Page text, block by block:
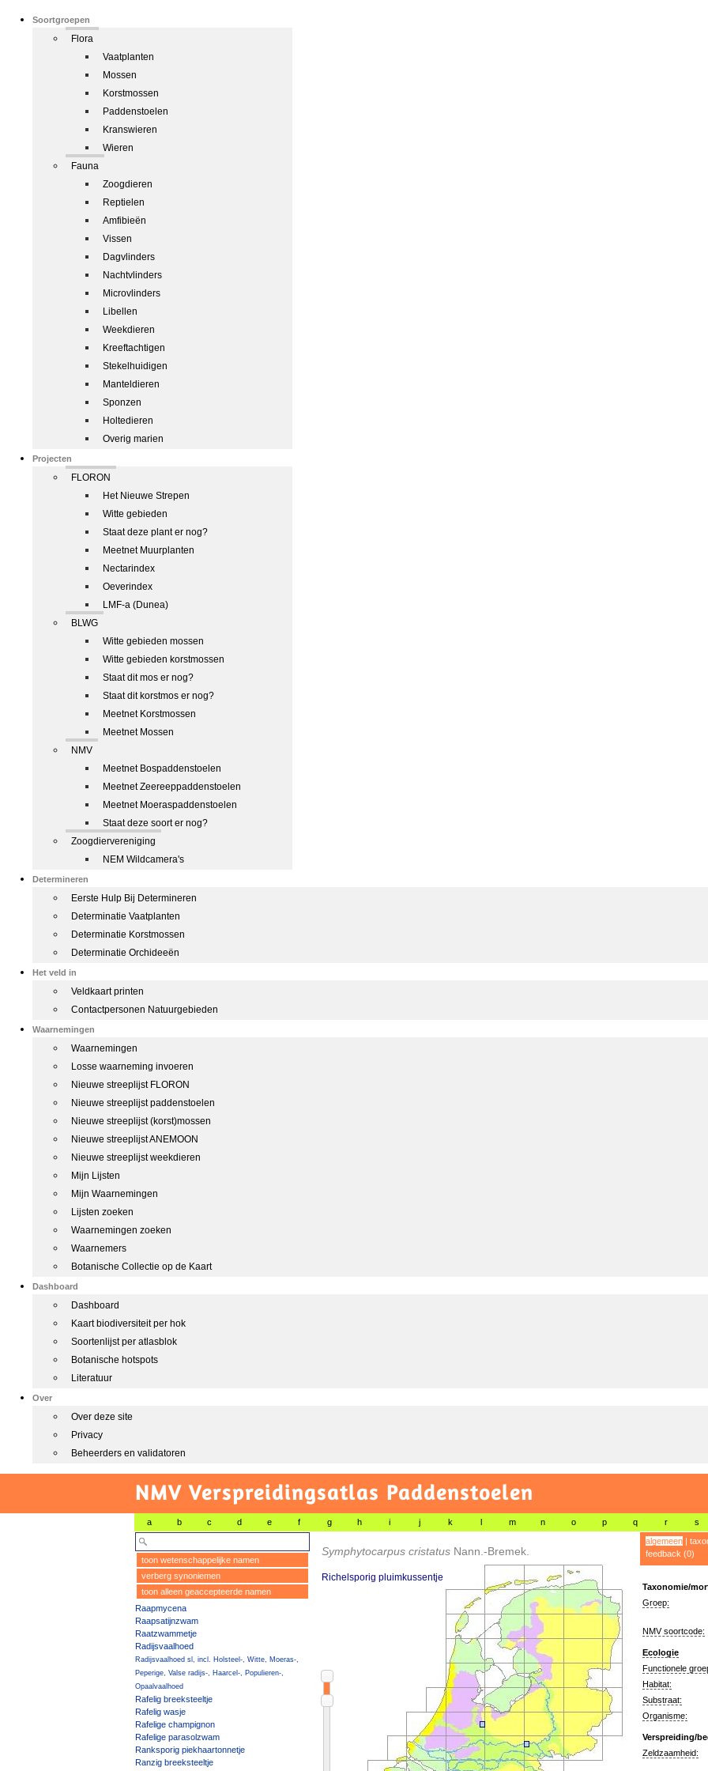
Soortgroepen
Flora
Vaatplanten
Mossen
Korstmossen
Paddenstoelen
Kranswieren
Wieren
Fauna
Zoogdieren
Reptielen
Amfibieën
Vissen
Dagvlinders
Nachtvlinders
Microvlinders
Libellen
Weekdieren
Kreeftachtigen
Stekelhuidigen
Manteldieren
Sponzen
Holtedieren
Overig marien
Projecten
FLORON
Het Nieuwe Strepen
Witte gebieden
Staat deze plant er nog?
Meetnet Muurplanten
Nectarindex
Oeverindex
LMF-a (Dunea)
BLWG
Witte gebieden mossen
Witte gebieden korstmossen
Staat dit mos er nog?
Staat dit korstmos er nog?
Meetnet Korstmossen
Meetnet Mossen
NMV
Meetnet Bospaddenstoelen
Meetnet Zeereeppaddenstoelen
Meetnet Moeraspaddenstoelen
Staat deze soort er nog?
Zoogdiervereniging
NEM Wildcamera's
Determineren
Eerste Hulp Bij Determineren
Determinatie Vaatplanten
Determinatie Korstmossen
Determinatie Orchideeën
Het veld in
Veldkaart printen
Contactpersonen Natuurgebieden
Waarnemingen
Waarnemingen
Losse waarneming invoeren
Nieuwe streeplijst FLORON
Nieuwe streeplijst paddenstoelen
Nieuwe streeplijst (korst)mossen
Nieuwe streeplijst ANEMOON
Nieuwe streeplijst weekdieren
Mijn Lijsten
Mijn Waarnemingen
Lijsten zoeken
Waarnemingen zoeken
Waarnemers
Botanische Collectie op de Kaart
Dashboard
Dashboard
Kaart biodiversiteit per hok
Soortenlijst per atlasblok
Botanische hotspots
Literatuur
Over
Over deze site
Privacy
Beheerders en validatoren
NMV Verspreidingsatlas Paddenstoelen
a b c d e f g h i j k l m n o p q r s
toon wetenschappelijke namen
verberg synoniemen
toon alleen geaccepteerde namen
Raapmycena
Raapsatijnzwam
Raatzwammetje
Radijsvaalhoed
Radijsvaalhoed sl, incl. Holsteel-, Witte, Moeras-,
Peperige, Valse radijs-, Haarcel-, Populieren-,
Opaalvaalhoed
Rafelig breeksteeltje
Rafelig wasje
Rafelige champignon
Rafelige parasolzwam
Ranksporig piekhaartonnetje
Ranzig breeksteeltje
Symphytocarpus cristatus Nann.-Bremek.
Richelsporig pluimkussentje
algemeen|
feedback (0)
Taxonomie/
Groep:
NMV soortcode:
Ecologie
Functionele
Habitat:
Substraat:
Organisme:
Verspreiding/
Zeldzaamheid: